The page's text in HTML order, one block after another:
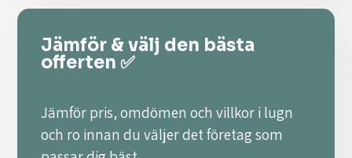
Jämför & välj den bästa
offerten ✅
Jämför pris, omdömen och villkor i lugn
och ro innan du väljer det företag som